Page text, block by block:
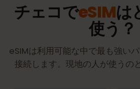
チェコでeSIMは
使う？
eSIMは利用可能な中で最も強い
接続します。現地の人が使うの